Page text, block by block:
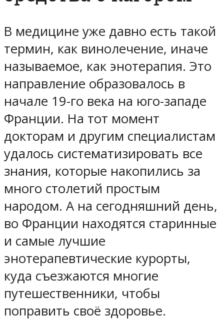
В медицине уже давно есть такой
термин, как винолечение, иначе
называемое, как энотерапия. Это
направление образовалось в
начале 19-го века на юго-западе
Франции. На тот момент
докторам и другим специалистам
удалось систематизировать все
знания, которые накопились за
много столетий простым
народом. А на сегодняшний день,
во Франции находятся старинные
и самые лучшие
энотерапевтические курорты,
куда съезжаются многие
путешественники, чтобы
поправить своё здоровье.